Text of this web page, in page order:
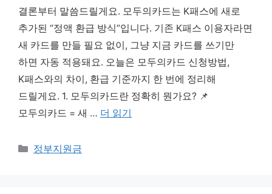
결론부터 말씀드릴게요. 모두의카드는 K패스에 새로
추가된 “정액 환급 방식”입니다. 기존 K패스 이용자라면
새 카드를 만들 필요 없이, 그냥 지금 카드를 쓰기만
하면 자동 적용돼요. 오늘은 모두의카드 신청방법,
K패스와의 차이, 환급 기준까지 한 번에 정리해
드릴게요. 1. 모두의카드란 정확히 뭔가요? 📌
모두의카드 = 새 … 더 읽기
카테고리
정부지원금